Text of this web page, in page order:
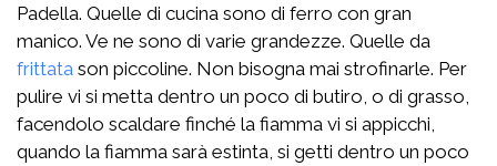
Padella. Quelle di cucina sono di ferro con gran
manico. Ve ne sono di varie grandezze. Quelle da
frittata son piccoline. Non bisogna mai strofinarle. Per
pulire vi si metta dentro un poco di butiro, o di grasso,
facendolo scaldare finché la fiamma vi si appicchi,
quando la fiamma sarà estinta, si getti dentro un poco